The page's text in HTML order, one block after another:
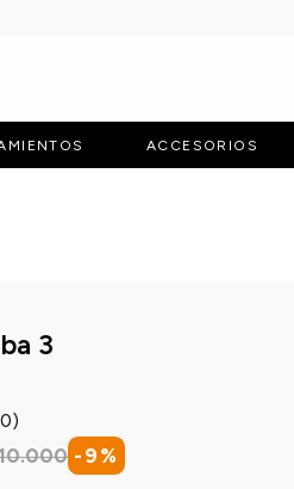
ACCESORIOS
3
0)
.000 - 9 %